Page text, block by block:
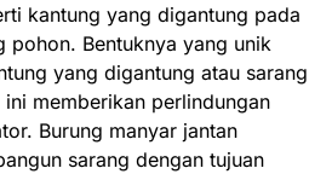
kantung yang digantung pada
pohon. Bentuknya yang unik
yang digantung atau sarang
memberikan perlindungan
Burung manyar jantan
sarang dengan tujuan